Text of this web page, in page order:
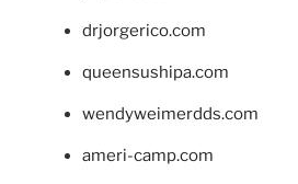
drjorgerico.com
queensushipa.com
wendyweimerdds.com
ameri-camp.com